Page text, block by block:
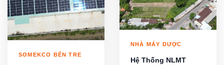
SOMEKCO BẾN TRE
NHÀ MÁY DƯỢC
Hệ Thống NLMT